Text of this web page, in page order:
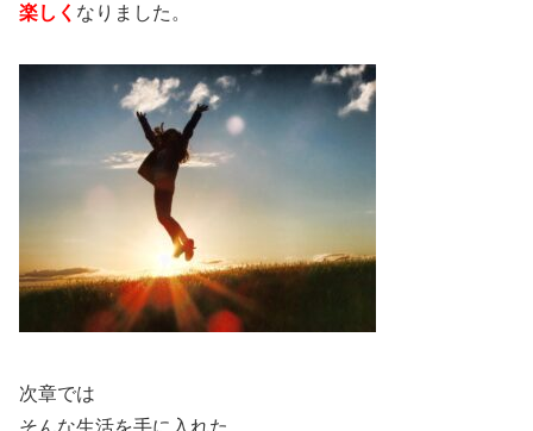
楽しく なりました。
次章では
そんな生活を手に入れた